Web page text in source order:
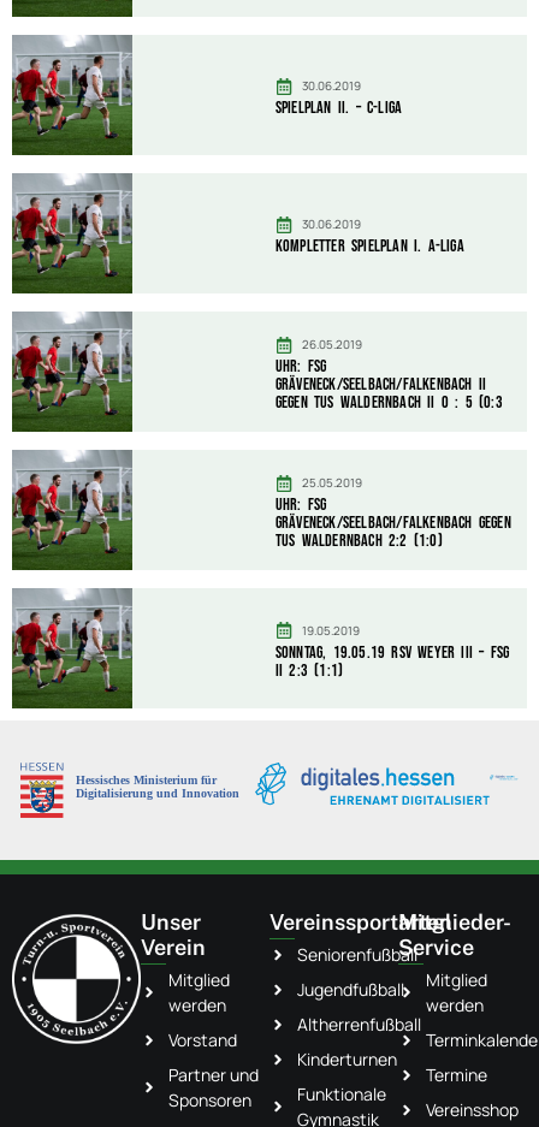
30.06.2019
Spielplan II. – C-Liga
30.06.2019
Kompletter Spielplan I. A-Liga
26.05.2019
Uhr: FSG
Gräveneck/Seelbach/Falkenbach II
gegen TuS Waldernbach II 0 : 5 (0:3
25.05.2019
Uhr: FSG
Gräveneck/Seelbach/Falkenbach gegen
TuS Waldernbach 2:2 (1:0)
19.05.2019
Sonntag, 19.05.19 RSV Weyer III – FSG
II 2:3 (1:1)
Unser
Verein
Mitglied
werden
Vorstand
Partner und
Sponsoren
Vereinssportarten
Seniorenfußball
Jugendfußball
Altherrenfußball
Kinderturnen
Funktionale
Gymnastik
Mitglieder-
Service
Mitglied
werden
Termine
Vereinsshop